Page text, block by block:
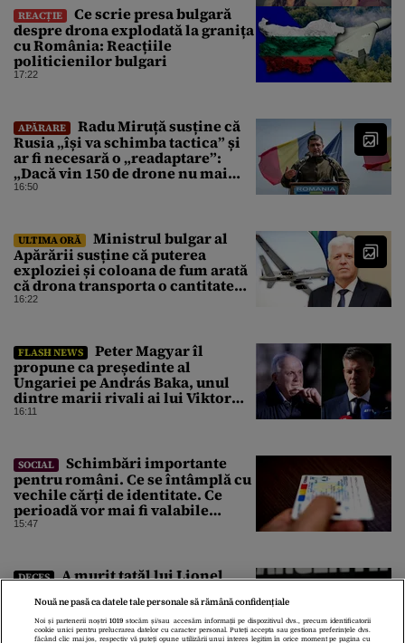
REACȚIE
Ce scrie presa bulgară
despre drona explodată la granița
cu România: Reacțiile
politicienilor bulgari
17:22
APĂRARE
Radu Miruță susține că
Rusia „își va schimba tactica” și
ar fi necesară o „readaptare”:
„Dacă vin 150 de drone nu mai
suntem pe timp de pace”
16:50
ULTIMA ORĂ
Ministrul bulgar al
Apărării susține că puterea
exploziei și coloana de fum arată
că drona transporta o cantitate
semnificativă de exploziv
16:22
FLASH NEWS
Peter Magyar îl
propune ca președinte al
Ungariei pe András Baka, unul
dintre marii rivali ai lui Viktor
Orbán
16:11
SOCIAL
Schimbări importante
pentru români. Ce se întâmplă cu
vechile cărți de identitate. Ce
perioadă vor mai fi valabile
buletinele clasice
15:47
DECES
A murit tatăl lui Lionel
și era internat într-o clinică din
Argentina
15:24
Nouă ne pasă ca datele tale personale să rămână confidențiale
Noi și partenerii noștri1019 stocăm și/sau accesăm informații pe dispozitivul dvs., precum identificatorii
cookie unici pentru prelucrarea datelor cu caracter personal. Puteți accepta sau gestiona preferințele dvs.
făcând clic mai jos, respectiv vă puteți opune utilizării unui interes legitim în orice moment pe pagina cu